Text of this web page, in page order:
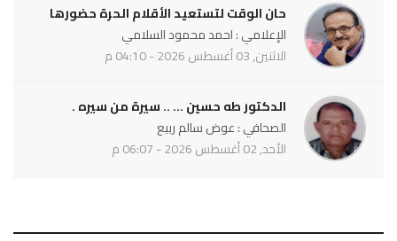
حان الوقت لتستعيد الأقلام الحرة حضورها
الإعلامي : احمد محمود السلامي
الاثنين, 03 أغسطس 2026 - 04:10 م
الدكتور طه حسين ... .. سيرة من سيره .
الصحافي : عوض سالم ربيع
الأحد, 02 أغسطس 2026 - 06:07 م